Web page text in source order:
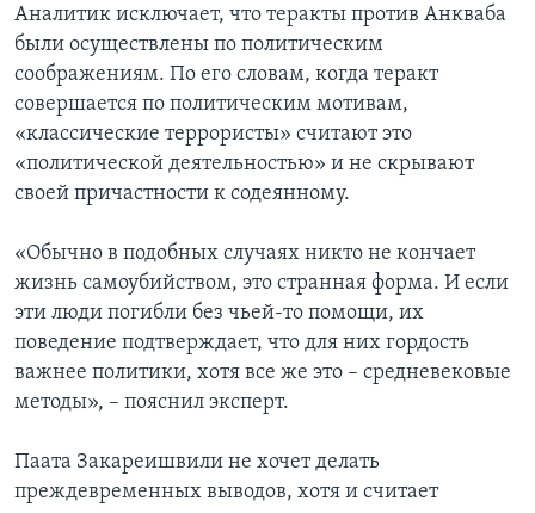
Аналитик исключает, что теракты против Анкваба
были осуществлены по политическим
соображениям. По его словам, когда теракт
совершается по политическим мотивам,
«классические террористы» считают это
«политической деятельностью» и не скрывают
своей причастности к содеянному.
«Обычно в подобных случаях никто не кончает
жизнь самоубийством, это странная форма. И если
эти люди погибли без чьей-то помощи, их
поведение подтверждает, что для них гордость
важнее политики, хотя все же это – средневековые
методы», – пояснил эксперт.
Паата Закареишвили не хочет делать
преждевременных выводов, хотя и считает